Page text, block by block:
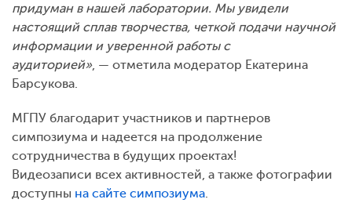
придуман в нашей лаборатории. Мы увидели
настоящий сплав творчества, четкой подачи научной
информации и уверенной работы с
аудиторией», — отметила модератор Екатерина
Барсукова.
МГПУ благодарит участников и партнеров
симпозиума и надеется на продолжение
сотрудничества в будущих проектах!
Видеозаписи всех активностей, а также фотографии
доступны на сайте симпозиума.